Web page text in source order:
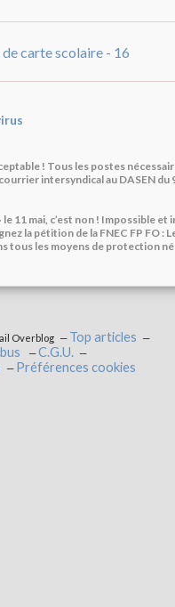
carte scolaire - 16
! Tous les postes
intersyndical au DASEN
11 mai, c’est non ! Impossible et
la pétition de la FNEC FP FO :
tous les moyens de protection
Overblog
Top articles
C.G.U.
Préférences cookies